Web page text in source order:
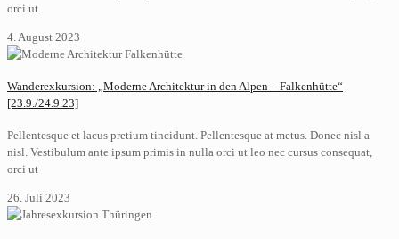
orci ut
4. August 2023
Wanderexkursion: „Moderne Architektur in den Alpen – Falkenhütte“
[23.9./24.9.23]
Pellentesque et lacus pretium tincidunt. Pellentesque at metus. Donec nisl a
nisl. Vestibulum ante ipsum primis in nulla orci ut leo nec cursus consequat,
orci ut
26. Juli 2023